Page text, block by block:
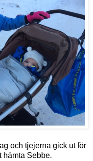
och tjejerna gick ut för
hämta Sebbe.